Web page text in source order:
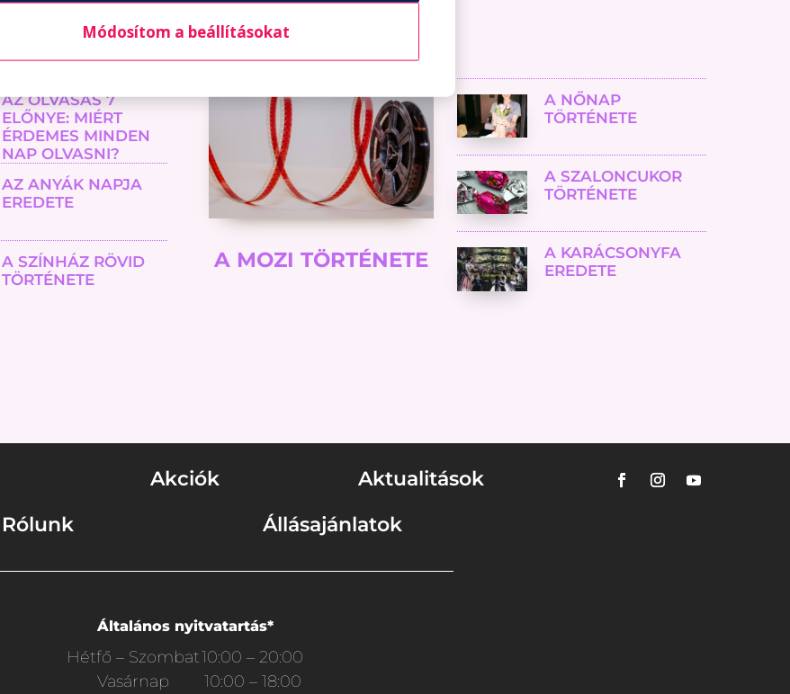
AZ OLVASÁS 7
ELŐNYE: MIÉRT
ÉRDEMES MINDEN
NAP OLVASNI?
AZ ANYÁK NAPJA
EREDETE
A SZÍNHÁZ RÖVID
TÖRTÉNETE
A MOZI TÖRTÉNETE
A NŐNAP
TÖRTÉNETE
A SZALONCUKOR
TÖRTÉNETE
A KARÁCSONYFA
EREDETE
Akciók
Aktualitások
Rólunk
Állásajánlatok
Általános nyitvatartás*
Hétfő – Szombat10:00 – 20:00
Vasárnap
10:00 – 18:00
Módosítom a beállításokat